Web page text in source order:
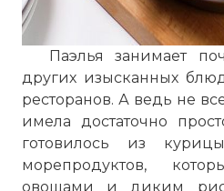
Паэлья занимает
других изысканных
ресторанов. А ведь не
имела достаточно
готовилось из
морепродуктов,
овощами и диким